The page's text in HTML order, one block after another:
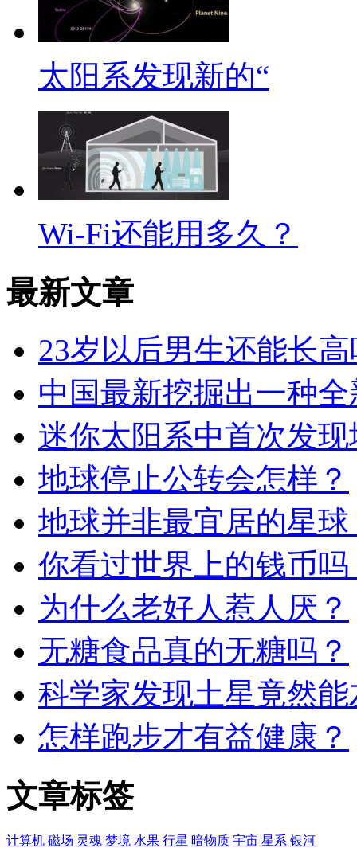
太阳系发现新的“
Wi-Fi还能用多久？
最新文章
23岁以后男生还能长
中国最新挖掘出一种全
迷你太阳系中首次发现
地球停止公转会怎样？
地球并非最宜居的星球
你看过世界上的钱币吗
为什么老好人惹人厌？
无糖食品真的无糖吗？
科学家发现土星竟然能
怎样跑步才有益健康？
文章标签
计算机 磁场 灵魂 梦境 水果 行星 暗物质 宇宙 星系 银河